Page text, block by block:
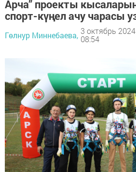
Арча” проекты
спорт-күңел ачу чарасы
Гөлнур Миннебаева, 3 октябрь
08:54